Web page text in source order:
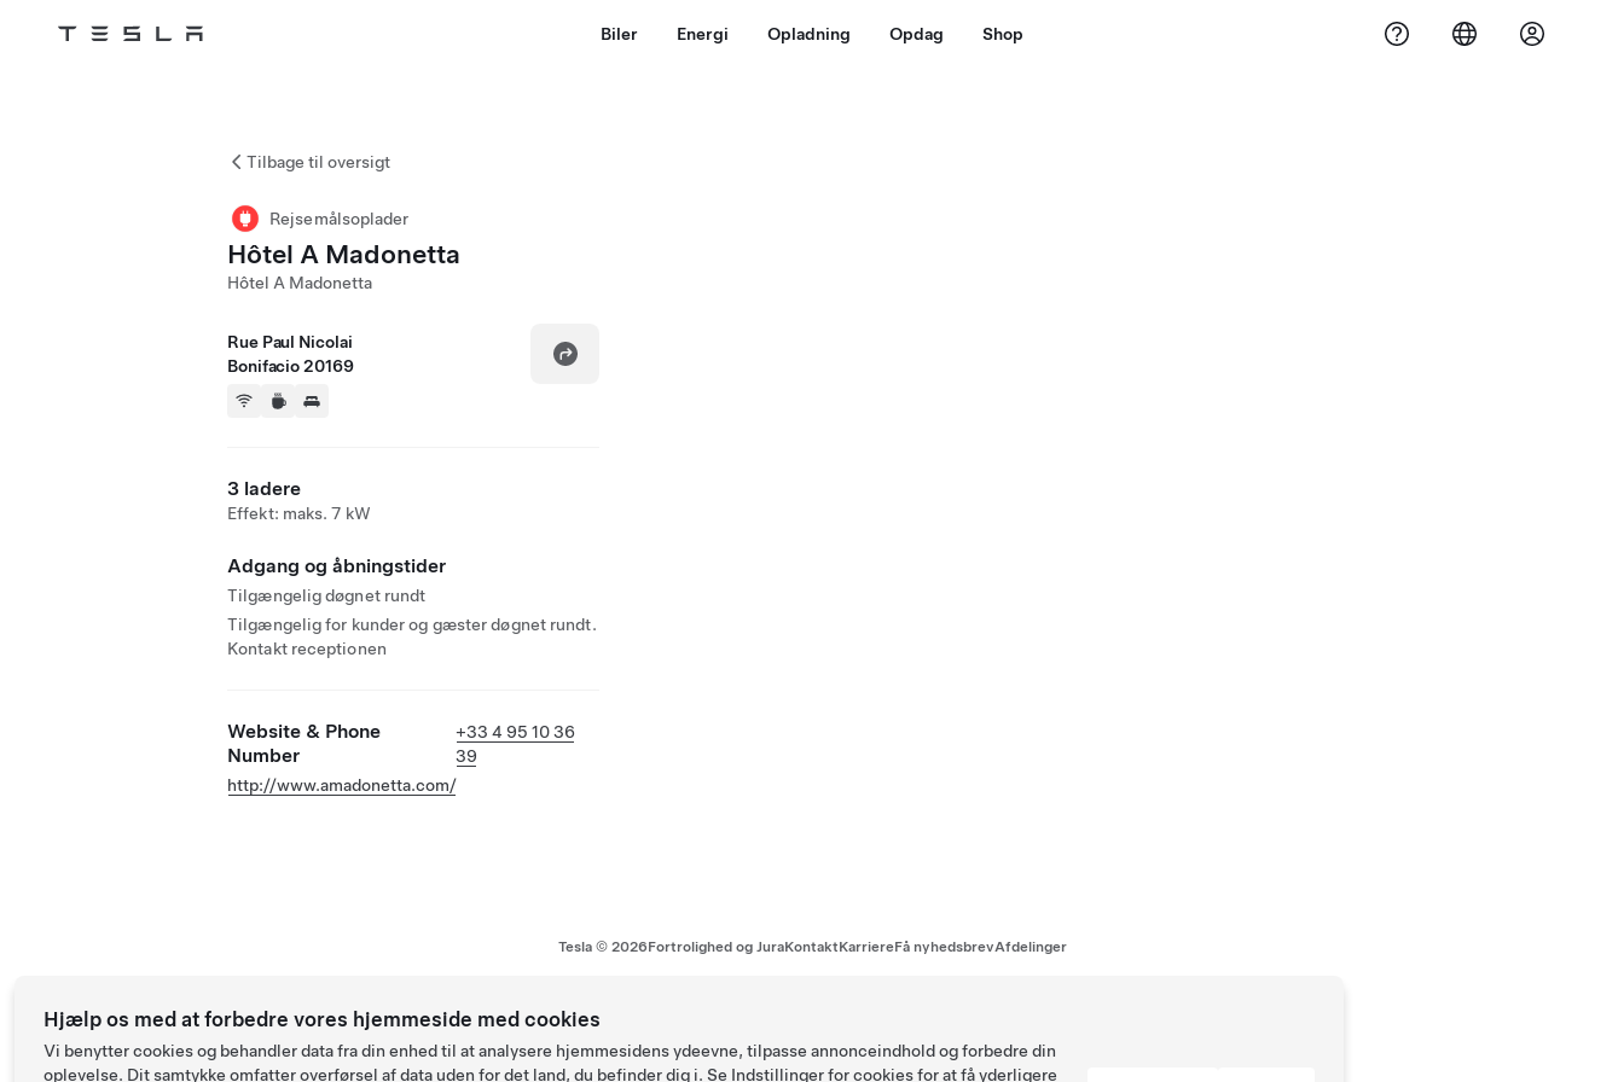
Tesla Biler Energi Opladning Opdag Shop
Tilbage til oversigt
Rejsemålsoplader
Hôtel A Madonetta
Hôtel A Madonetta
Rue Paul Nicolai
Bonifacio 20169
3 ladere
Effekt: maks. 7 kW
Adgang og åbningstider
Tilgængelig døgnet rundt
Tilgængelig for kunder og gæster døgnet rundt.
Kontakt receptionen
Website & Phone
Number
+33 4 95 10 36
39
http://www.amadonetta.com/
Tesla © 2026Fortrolighed og JuraKontaktKarriereFå nyhedsbrevAfdelinger
Hjælp os med at forbedre vores hjemmeside med cookies
Vi benytter cookies og behandler data fra din enhed til at analysere hjemmesidens ydeevne, tilpasse annonceindhold og forbedre din
oplevelse. Dit samtykke omfatter overførsel af data uden for det land, du befinder dig i. Se Indstillinger for cookiesfor at få yderligere